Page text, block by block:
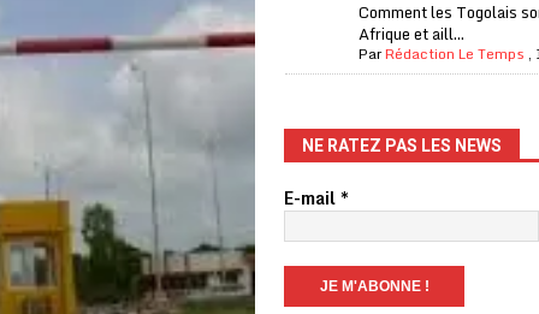
Comment les Togolais
Afrique et aill...
ParRédaction Le Temps ,
NE RATEZ PAS LES NEWS
E-mail*